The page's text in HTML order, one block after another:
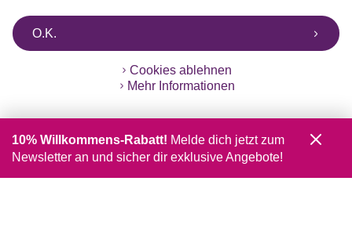
O.K.
Cookies ablehnen
Mehr Informationen
10% Willkommens-Rabatt! Melde dich jetzt zum
Newsletter an und sicher dir exklusive Angebote!